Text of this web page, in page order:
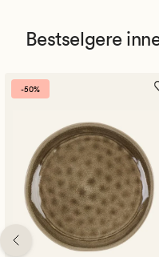
Bestselgere
-50%